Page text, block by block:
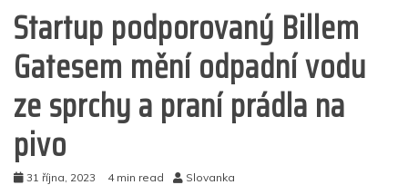
Startup podporovaný Billem
Gatesem mění odpadní vodu
ze sprchy a praní prádla na
pivo
31 října, 2023 4 min read Slovanka